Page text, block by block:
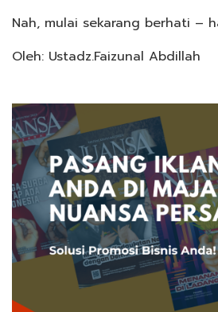
Nah, mulai sekarang berhati –
Oleh: Ustadz.Faizunal Abdillah